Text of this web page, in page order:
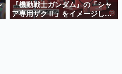
まれた、電ファミ渾身の“殿堂入り”記
『機動戦士ガンダム』の「シャ
ア専用ザクⅡ」をイメージした
散水ホースリールが予約開始。